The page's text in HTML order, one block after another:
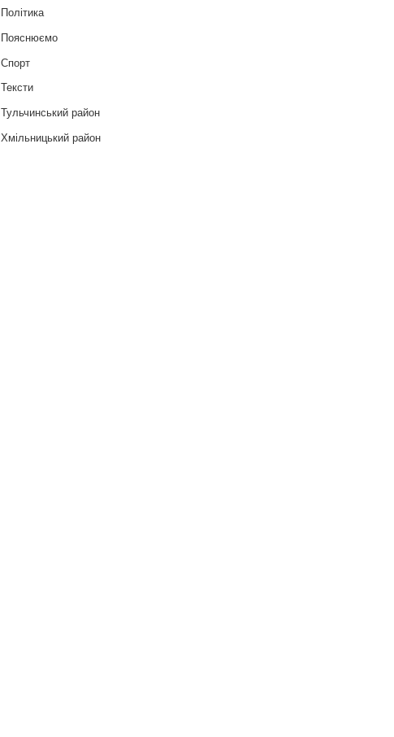
Політика
Пояснюємо
Спорт
Тексти
Тульчинський район
Хмільницький район